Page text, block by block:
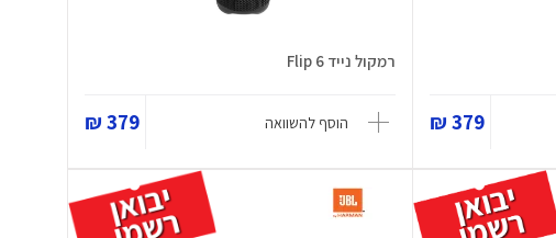
379 ₪
רמקול נייד Flip 6
הוסף להשוואה 379 ₪